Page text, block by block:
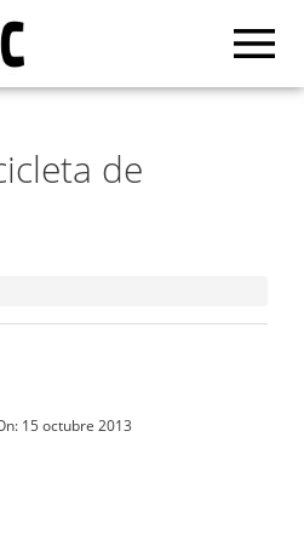
de
15 octubre 2013